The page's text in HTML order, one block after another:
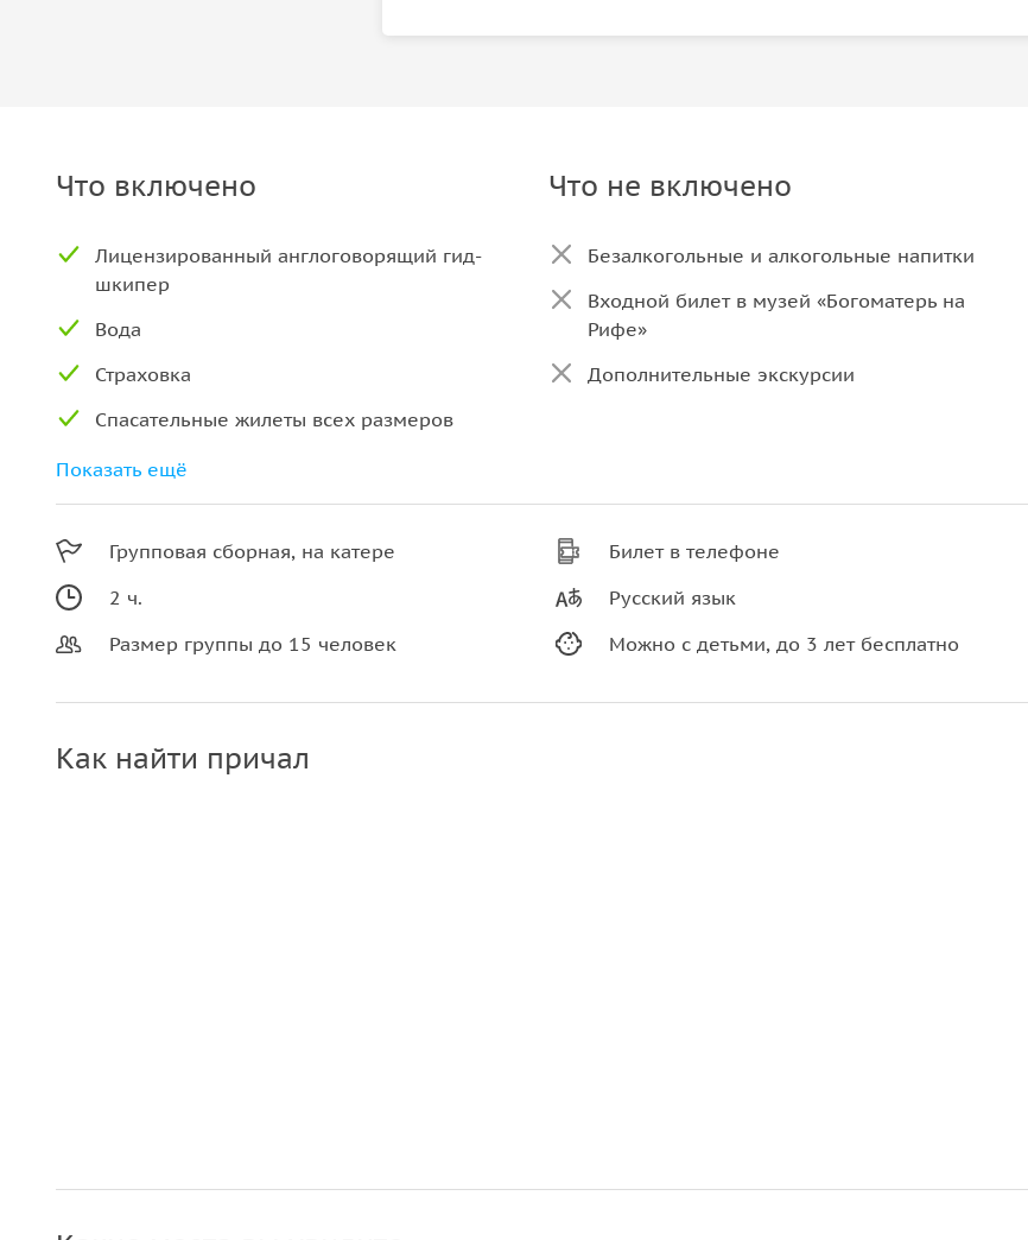
Что включено
Лицензированный англоговорящий гид-
шкипер
Вода
Страховка
Спасательные жилеты всех размеров
Тент от солнца на катере
Музыка (USB, AUX и Bluetooth)
Дождевики
Розетка 12V
Что не включено
Безалкогольные и алкогольные напитки
Входной билет в музей «Богоматерь на
Рифе»
Дополнительные экскурсии
Показать ещё
Групповая сборная, на катере
2 ч.
Размер группы до 15 человек
Билет в телефоне
Русский язык
Можно с детьми, до 3 лет бесплатно
Как найти причал